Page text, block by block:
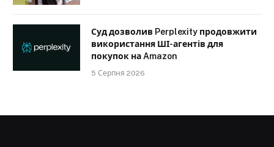
Суд дозволив Perplexity продовжити
використання ШІ-агентів для
покупок на Amazon
5 Серпня 2026